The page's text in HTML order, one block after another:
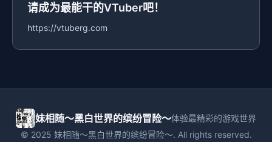
请成为最能干的VTuber吧！
https://vtuberg.com
妹相随～黑白世界的缤纷冒险～体验最精彩的游戏世界
© 2025 妹相随～黑白世界的缤纷冒险～. All rights reserved.